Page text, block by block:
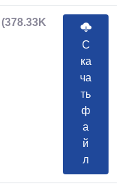
(378.33K
С
ка
ча
ть
ф
а
й
л